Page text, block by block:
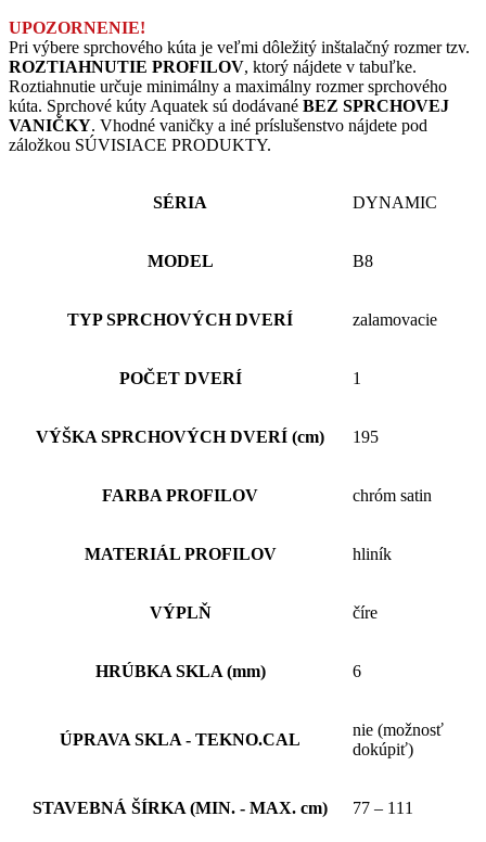
UPOZORNENIE!
Pri výbere sprchového kúta je veľmi dôležitý inštalačný rozmer tzv.
ROZTIAHNUTIE PROFILOV, ktorý nájdete v tabuľke.
Roztiahnutie určuje minimálny a maximálny rozmer sprchového
kúta. Sprchové kúty Aquatek sú dodávané BEZ SPRCHOVEJ
VANIČKY. Vhodné vaničky a iné príslušenstvo nájdete pod
záložkou SÚVISIACE PRODUKTY.
SÉRIA DYNAMIC
MODEL B8
TYP SPRCHOVÝCH DVERÍ zalamovacie
POČET DVERÍ 1
VÝŠKA SPRCHOVÝCH DVERÍ (cm) 195
FARBA PROFILOV chróm satin
MATERIÁL PROFILOV hliník
VÝPLŇ číre
HRÚBKA SKLA (mm) 6
ÚPRAVA SKLA - TEKNO.CAL
nie (možnosť
dokúpiť)
STAVEBNÁ ŠÍRKA (MIN. - MAX. cm) 77 – 111